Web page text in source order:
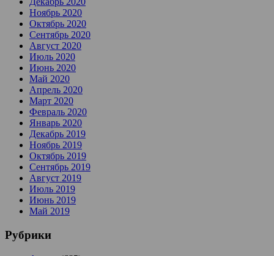
Ноябрь 2020
Октябрь 2020
Сентябрь 2020
Август 2020
Июль 2020
Июнь 2020
Май 2020
Апрель 2020
Март 2020
Февраль 2020
Январь 2020
Декабрь 2019
Ноябрь 2019
Октябрь 2019
Сентябрь 2019
Август 2019
Июль 2019
Июнь 2019
Май 2019
Рубрики